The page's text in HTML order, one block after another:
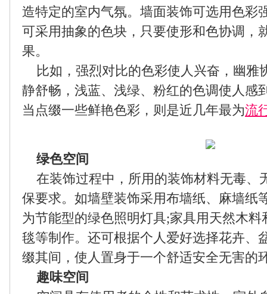
造特定的室内气氛。墙面装饰可选用色彩
可采用抽象的色块，只要使形和色协调，
果。
比如，强烈对比的色彩使人兴奋，幽雅
静舒畅，浅蓝、浅绿、粉红的色调使人感
当点缀一些鲜艳色彩，则是近几年最为流
绿色空间
在装饰过程中，所用的装饰材料无毒、
保要求。如墙壁装饰采用布墙纸、麻墙纸
为节能型的绿色照明灯具;家具用天然木
毯等制作。还可根据个人爱好选择花卉、
缀其间，使人置身于一个舒适安全无害的
趣味空间